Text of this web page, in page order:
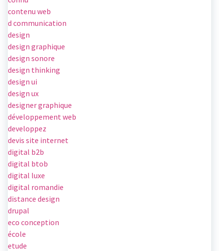
contenu web
d communication
design
design graphique
design sonore
design thinking
design ui
design ux
designer graphique
développement web
developpez
devis site internet
digital b2b
digital btob
digital luxe
digital romandie
distance design
drupal
eco conception
école
etude